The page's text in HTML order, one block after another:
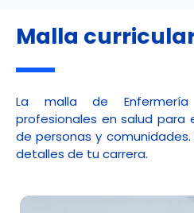
Malla
La malla de
profesionales en salud para
de personas y
detalles de tu carrera.